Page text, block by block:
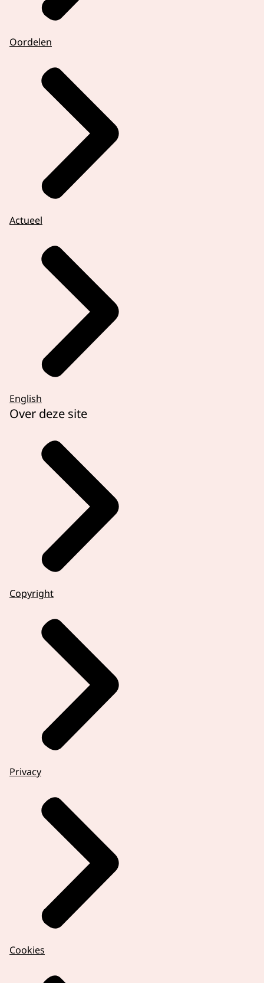
Oordelen
Actueel
English
Over deze site
Copyright
Privacy
Cookies